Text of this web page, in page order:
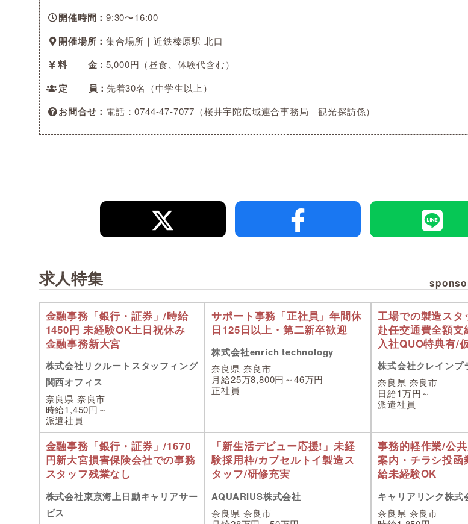
開催時間 9:30〜16:00
開催場所 集合場所｜近鉄榛原駅 北口
料金5,000円（昼食、体験代含む）
定員先着30名（中学生以上）
お問合せ 電話：0744-47-7077（桜井宇陀広域連合事務局 観光探訪係）
求人特集
金融事務「銀行・証券」/時給
1450円 未経験OK土日祝休み
金融事務新大宮
株式会社リクルートスタッフィング
関西オフィス
奈良県 奈良市
時給1,450円～
派遣社員
サポート事務「正社員」年間休
日125日以上・第二新卒歓迎
株式会社enrich technology
奈良県 奈良市
月給25万8,800円～46万円
正社員
工場での製造スタ
赴任交通費全額
入社QUO特典有/
株式会社クレインプ
奈良県 奈良市
日給1万円～
派遣社員
金融事務「銀行・証券」/1670
円新大宮損害保険会社での事務
スタッフ残業なし
株式会社東京海上日動キャリアサー
ビス
「新生活デビュー応援!」未経
験採用枠/カプセルトイ製造ス
タッフ/研修充実
AQUARIUS株式会社
奈良県 奈良市
事務的軽作業/公
案内・チラシ投函
給未経験OK
キャリアリンク株式
奈良県 奈良市